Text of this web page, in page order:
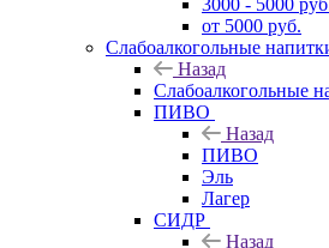
3000 - 5000
от 5000 руб.
Слабоалкогольные
Назад
Слабоалкогольные
ПИВО
Назад
ПИВО
Эль
Лагер
СИДР
Назад